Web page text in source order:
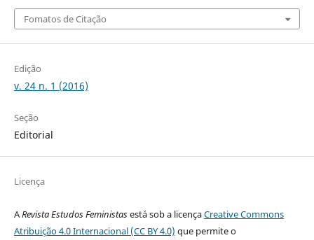
Fomatos de Citação
Edição
v. 24 n. 1 (2016)
Seção
Editorial
Licença
ARevista Estudos Feministasestá sob a licençaCreative Commons
Atribuição 4.0 Internacional (CC BY 4.0) que permite o